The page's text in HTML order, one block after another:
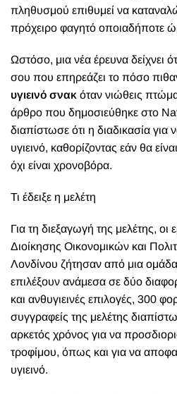
πληθυσμού επιθυμεί να
πρόχειρο φαγητό οποιαδήποτε
Ωστόσο, μια νέα έρευνα δείχνει
σου που επηρεάζει το πόσο
υγιεινό σνακ όταν νιώθεις
άρθρο που δημοσιεύθηκε στο
διαπίστωσε ότι η διαδικασία για
υγιεινό, καθορίζοντας εάν θα
όχι είναι χρονοβόρα.
Τι έδειξε η μελέτη
Για τη διεξαγωγή της μελέτης, οι
Διοίκησης Οικονομικών και
Λονδίνου ζήτησαν από μια
επιλέξουν ανάμεσα σε δύο
και ανθυγιεινές επιλογές, 300
συγγραφείς της μελέτης
αρκετός χρόνος για να
τροφίμου, όπως και για να
υγιεινό.